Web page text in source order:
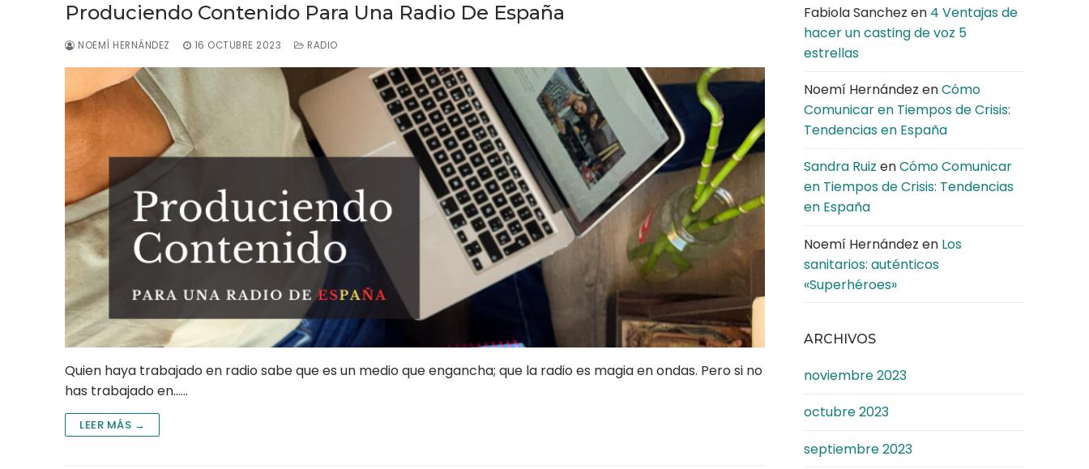
Produciendo Contenido Para Una Radio De España
NOEMÍ HERNÁNDEZ 16 OCTUBRE 2023 RADIO
Quien haya trabajado en radio sabe que es un medio que engancha; que la radio es magia en ondas. Pero si no
has trabajado en……
LEER MÁS →
Fabiola Sanchez en 4 Ventajas de
hacer un casting de voz 5
estrellas
Noemí Hernández enCómo
Comunicar en Tiempos de Crisis:
Tendencias en España
Sandra Ruiz enCómo Comunicar
en Tiempos de Crisis: Tendencias
en España
Noemí Hernández en Los
sanitarios: auténticos
«Superhéroes»
ARCHIVOS
noviembre 2023
octubre 2023
septiembre 2023